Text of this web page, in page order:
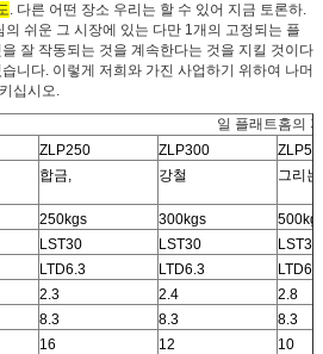
. 다른 어떤 장소 우리는 할 수 있어 지금 토론하.
쉬운 그 시장에 있는 다만 1개의 고정되는 플
잘 작동되는 것을 계속한다는 것을 지킬 것이다
니다. 이렇게 저희와 가진 사업하기 위하여 나머
십시오.
일 플래트홈의
ZLP250 ZLP300
합금, 강철 그리는,
250kgs 300kgs
LST30 LST30
LST30
LTD6.3 LTD6.3
LTD6.3
2.3 2.4
2.8
8.3 8.3
8.3
16 12 10